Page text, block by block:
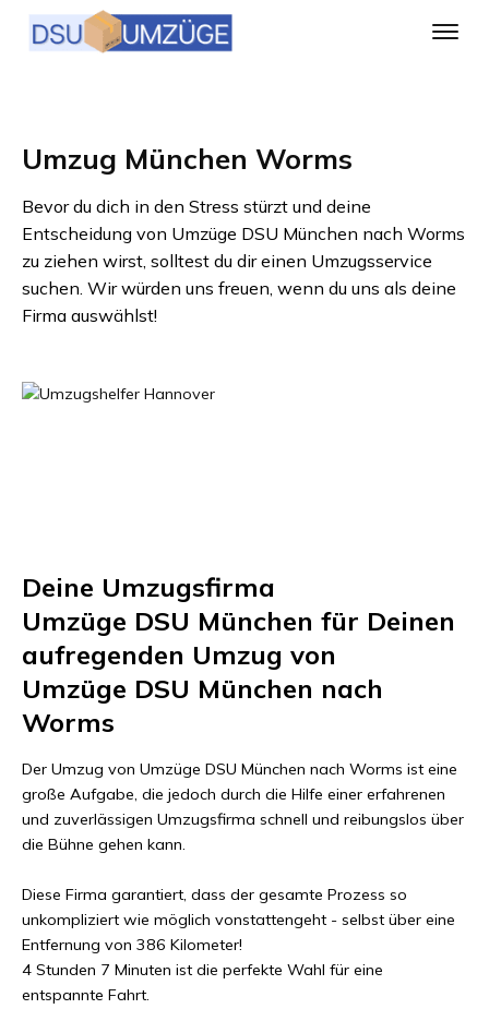
Umzug München Worms
Bevor du dich in den Stress stürzt und deine
Entscheidung von Umzüge DSU München nach Worms
zu ziehen wirst, solltest du dir einen Umzugsservice
suchen. Wir würden uns freuen, wenn du uns als deine
Firma auswählst!
Deine Umzugsfirma
Umzüge DSU München für Deinen
aufregenden Umzug von
Umzüge DSU München nach
Worms
Der Umzug von Umzüge DSU München nach Worms ist eine
große Aufgabe, die jedoch durch die Hilfe einer erfahrenen
und zuverlässigen Umzugsfirma schnell und reibungslos über
die Bühne gehen kann.
Diese Firma garantiert, dass der gesamte Prozess so
unkompliziert wie möglich vonstattengeht - selbst über eine
Entfernung von 386 Kilometer!
4 Stunden 7 Minuten ist die perfekte Wahl für eine
entspannte Fahrt.